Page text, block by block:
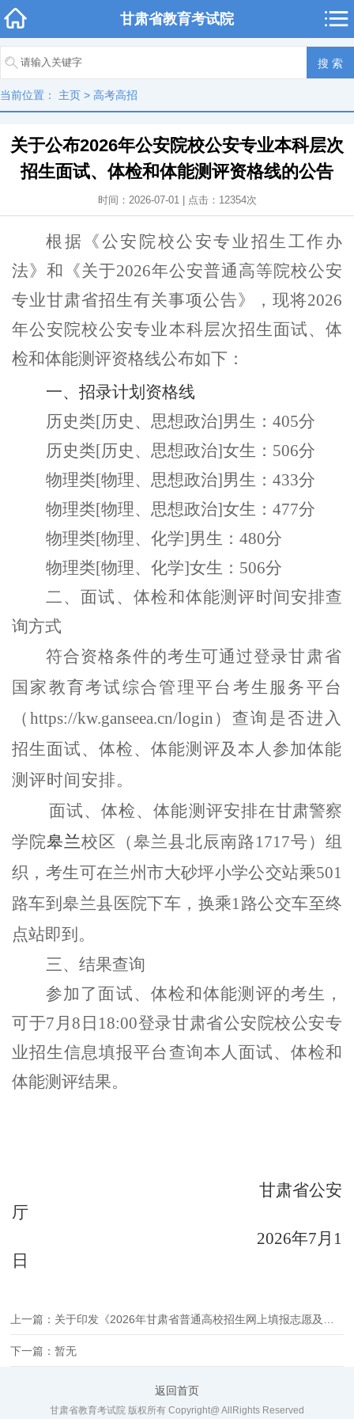
甘肃省教育考试院
当前位置： 主页 > 高考高招
关于公布2026年公安院校公安专业本科层次
招生面试、体检和体能测评资格线的公告
时间：2026-07-01 | 点击： 12354次
根据《公安院校公安专业招生工作办
法》和《关于2026年公安普通高等院校公安
专业甘肃省招生有关事项公告》， 现将2026
年公安院校公安专业本科层次招生面试、体
检和体能测评资格线公布如下：
一、 招录计划资格线
历史类[历史、思想政治]男生：405分
历史类[历史、思想政治]女生：506分
物理类[物理、思想政治]男生：433分
物理类[物理、思想政治]女生：477分
物理类[物理、化学]男生：480分
物理类[物理、化学]女生：506分
二、面试、体检和体能测评时间安排查
询方式
符合资格条件的考生可通过登录甘肃省
国家教育考试综合管理平台考生服务平台
（ https://kw.ganseea.cn/login ） 查询是否进入
招生面试、体检、体能测评及本人参加体能
测评时间安排。
面试、体检、体能测评安排在甘肃警察
学院皋兰校区 （皋兰县北辰南路1717号 ） 组
织 ，考生可在兰州市大砂坪小学公交站乘501
路车到皋兰县医院下车，换乘1路公交车至终
点站即到 。
三、 结果查询
参加了面试、体检和体能测评的考生 ，
可于7月8 日 18:00登录甘肃省公安院校公安专
业招生信息填报平台查询本人面试、体检和
体能测评结果。
甘肃省公安
厅
2026年7月1
日
上一篇：关于印发《2026年甘肃省普通高校招生网上填报志愿及征集志愿实施办法》的通知
下一篇：暂无
返回首页
甘肃省教育考试院 版权所有 Copyright@ AllRights Reserved